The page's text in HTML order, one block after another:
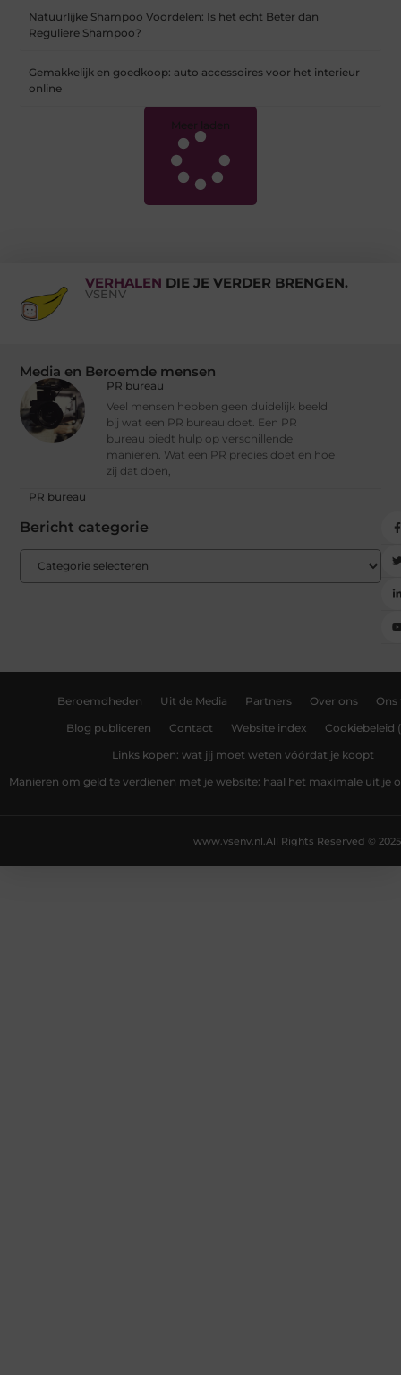
Natuurlijke Shampoo Voordelen: Is het echt Beter dan
Reguliere Shampoo?
Gemakkelijk en goedkoop: auto accessoires voor het interieur
online
Meer laden
VERHALEN DIE JE VERDER BRENGEN.
VSENV
Media en Beroemde mensen
PR bureau
Veel mensen hebben geen duidelijk beeld
bij wat een PR bureau doet. Een PR
bureau biedt hulp op verschillende
manieren. Wat een PR precies doet en hoe
zij dat doen,
PR bureau
Bericht categorie
Beroemdheden Uit de Media Partners Over ons Ons
Blog publiceren Contact Website index Cookiebeleid
Links kopen: wat jij moet weten vóórdat je koopt
Manieren om geld te verdienen met je website: haal het maximale uit je
All Rights Reserved © 2025
www.vsenv.nl.